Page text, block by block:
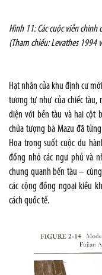
Hình 11: Các cuộc viễn chinh
(Tham chiếu: Levathes 1994
Hạt nhân của khu định cư
tương tự như của chiếc tàu,
diện với bến tàu và hai cột
chứa tượng bà Mazu đã
Hoa trong suốt cuộc du
đồng nhỏ các ngư phủ và
chung quanh bến tàu –
các cộng đồng ngoại kiều
cách quốc tế.